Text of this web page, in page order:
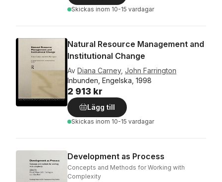
Skickas inom 10-15 vardagar
Natural Resource Management and
Institutional Change
Av Diana Carney, John Farrington
Inbunden, Engelska, 1998
2 913 kr
Lägg till
Skickas inom 10-15 vardagar
Development as Process
Concepts and Methods for Working with
Complexity